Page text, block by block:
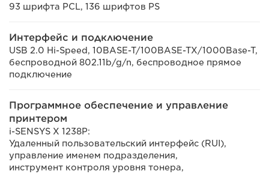
93 шрифта PCL, 136 шрифтов PS
Интерфейс и подключение
USB 2.0 Hi-Speed, 10BASE-T/100BASE-TX/1000Base-T,
беспроводной 802.11b/g/n, беспроводное прямое
подключение
Программное обеспечение и управление
принтером
i-SENSYS X 1238P:
Удаленный пользовательский интерфейс (RUI),
управление именем подразделения,
инструмент контроля уровня тонера,